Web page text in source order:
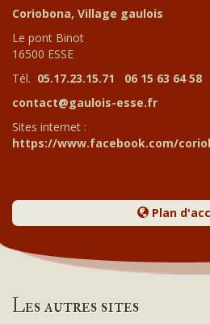
Coriobona, Village gaulois
Le pont Binot
16500 ESSE
Tél. 05.17.23.15.71 06 15 63 64 58
contact@gaulois-esse.fr
Sites internet :
https://www.facebook.com/
Plan
Les autres sites